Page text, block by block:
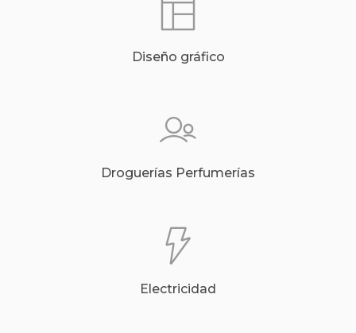
Diseño gráfico
Droguerías Perfumerías
Electricidad